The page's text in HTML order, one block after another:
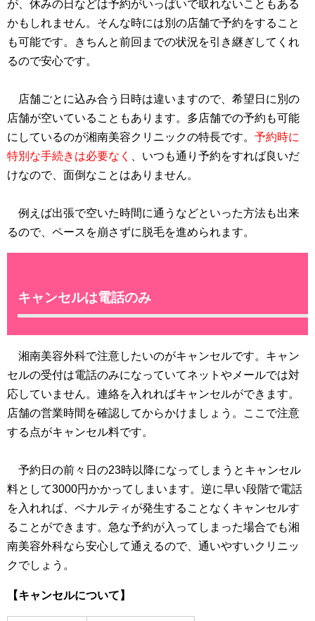
が、休みの日などは予約がいっぱいで取れないこともある
かもしれません。そんな時には別の店舗で予約をすること
も可能です。きちんと前回までの状況を引き継ぎしてくれ
るので安心です。
店舗ごとに込み合う日時は違いますので、希望日に別の
店舗が空いていることもあります。多店舗での予約も可能
にしているのが湘南美容クリニックの特長です。 予約時に
特別な手続きは必要なく
、いつも通り予約をすれば良いだ
けなので、面倒なことはありません。
例えば出張で空いた時間に通うなどといった方法も出来
るので、ペースを崩さずに脱毛を進められます。
キャンセルは電話のみ
湘南美容外科で注意したいのがキャンセルです。キャン
セルの受付は電話のみになっていてネットやメールでは対
応していません。連絡を入れればキャンセルができます。
店舗の営業時間を確認してからかけましょう。ここで注意
する点がキャンセル料です。
予約日の前々日の23時以降になってしまうとキャンセル
料として3000円かかってしまいます。逆に早い段階で電話
を入れれば、ペナルティが発生することなくキャンセルす
ることができます。急な予約が入ってしまった場合でも湘
南美容外科なら安心して通えるので、通いやすいクリニッ
クでしょう。
【キャンセルについて】